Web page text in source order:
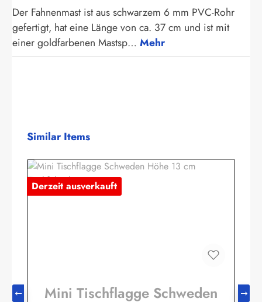
Der Fahnenmast ist aus schwarzem 6 mm PVC-Rohr
gefertigt, hat eine Länge von ca. 37 cm und ist mit
einer goldfarbenen Mastsp… Mehr
Produktgalerie überspringen
Similar Items
Derzeit ausverkauft
Mini Tischflagge Schweden